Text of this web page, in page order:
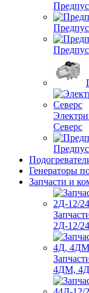
Северс
Генераторы
Запчасти и
2Д-12/24
4ДМ,